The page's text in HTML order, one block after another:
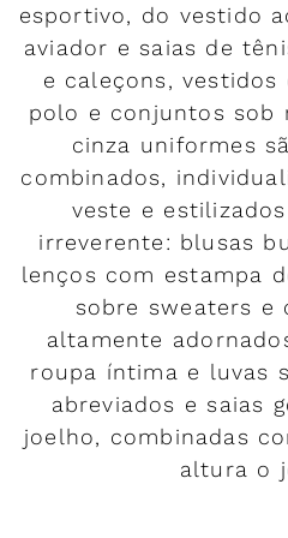
esportivo, do vestido
aviador e saias de
e caleçons, vestidos
polo e conjuntos sob
cinza uniformes
combinados,
veste e
irreverente: blusas
lenços com estampa
sobre sweaters e
altamente
roupa íntima e luvas
abreviados e saias
joelho, combinadas
altura o